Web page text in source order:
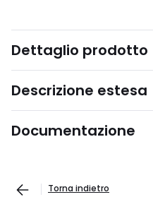
Dettaglio prodotto
Descrizione estesa
Documentazione
Torna indietro